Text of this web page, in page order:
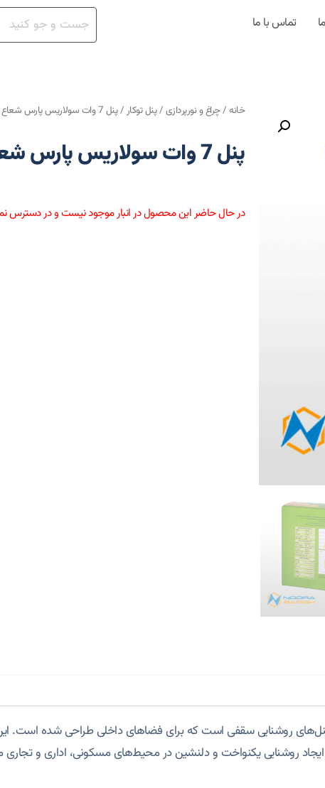
تماس با ما
خانه/چراغ و نورپردازی/پنل توکار / پنل 7 وات سولاریس پارس شعاع
پنل 7 وات سولاریس پارس شعاع
در حال حاضر این محصول در انبار موجود نیست و در دسترس
روشنایی سقفی است که برای فضاهای داخلی طراحی شده است.
ایجاد روشنایی یکنواخت و دلنشین در محیط‌های مسکونی، اداری و